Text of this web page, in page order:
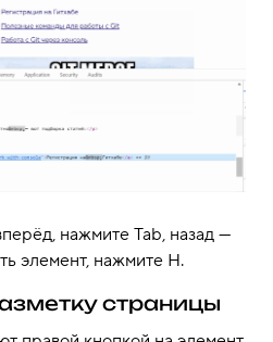
нажмите Tab, назад —
элемент, нажмите H.
страницы